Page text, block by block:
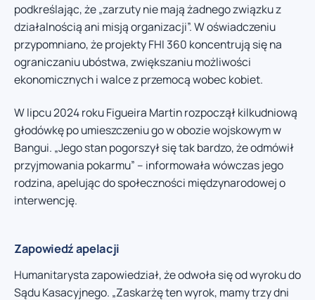
podkreślając, że „zarzuty nie mają żadnego związku z
działalnością ani misją organizacji”. W oświadczeniu
przypomniano, że projekty FHI 360 koncentrują się na
ograniczaniu ubóstwa, zwiększaniu możliwości
ekonomicznych i walce z przemocą wobec kobiet.
W lipcu 2024 roku Figueira Martin rozpoczął kilkudniową
głodówkę po umieszczeniu go w obozie wojskowym w
Bangui. „Jego stan pogorszył się tak bardzo, że odmówił
przyjmowania pokarmu” – informowała wówczas jego
rodzina, apelując do społeczności międzynarodowej o
interwencję.
Zapowiedź apelacji
Humanitarysta zapowiedział, że odwoła się od wyroku do
Sądu Kasacyjnego. „Zaskarżę ten wyrok, mamy trzy dni